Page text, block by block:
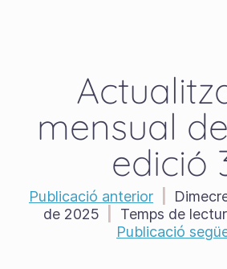
mensual
edició
Publicació anterior
de 2025
Temps de
Publicació